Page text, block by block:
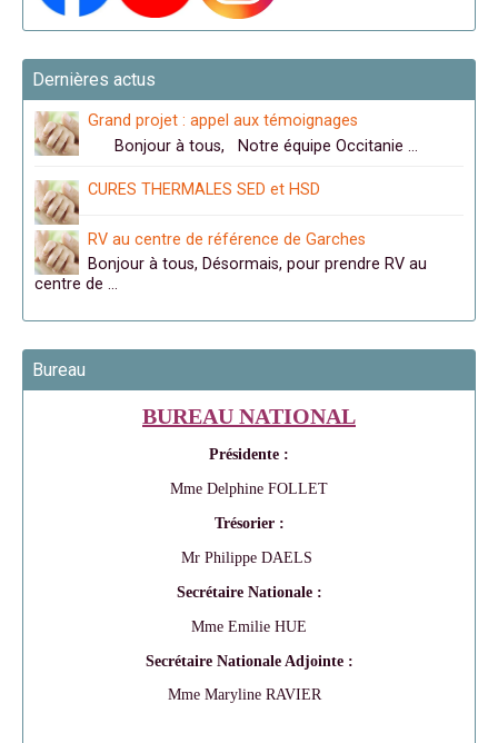
Dernières actus
Grand projet : appel aux témoignages
Bonjour à tous, Notre équipe Occitanie …
CURES THERMALES SED et HSD
RV au centre de référence de Garches
Bonjour à tous, Désormais, pour prendre RV au
centre de …
Bureau
BUREAU NATIONAL
Présidente :
Mme Delphine FOLLET
Trésorier :
Mr Philippe DAELS
Secrétaire Nationale :
Mme Emilie HUE
Secrétaire Nationale Adjointe :
Mme Maryline RAVIER